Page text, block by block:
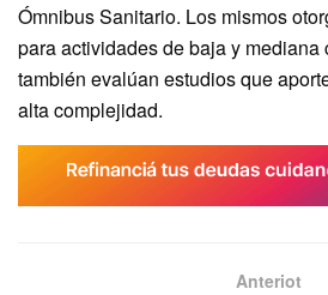
Ómnibus Sanitario. Los mismos
para actividades de baja y
también evalúan estudios que
alta complejidad.
Anteriot